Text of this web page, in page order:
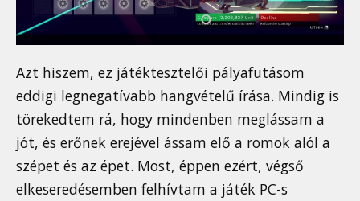
Azt hiszem, ez játéktesztelői pályafutásom
eddigi legnegatívabb hangvételű írása. Mindig is
törekedtem rá, hogy mindenben meglássam a
jót, és erőnek erejével ássam elő a romok alól a
szépet és az épet. Most, éppen ezért, végső
elkeseredésemben felhívtam a játék PC-s